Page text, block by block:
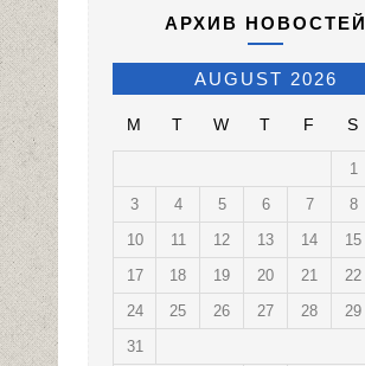
АРХИВ НОВОСТЕЙ
AUGUST 2026
M T W T F S
1
3
4 5 6 7 8
10
11 12 13 14 15
17
18 19 20 21 22
24
25 26 27 28 29
31